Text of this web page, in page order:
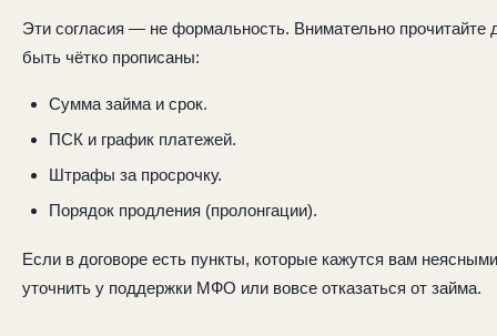
Эти согласия — не формальность. Внимательно прочитайте
быть чётко прописаны:
Сумма займа и срок.
ПСК и график платежей.
Штрафы за просрочку.
Порядок продления (пролонгации).
Если в договоре есть пункты, которые кажутся вам
уточнить у поддержки МФО или вовсе отказаться от займа.